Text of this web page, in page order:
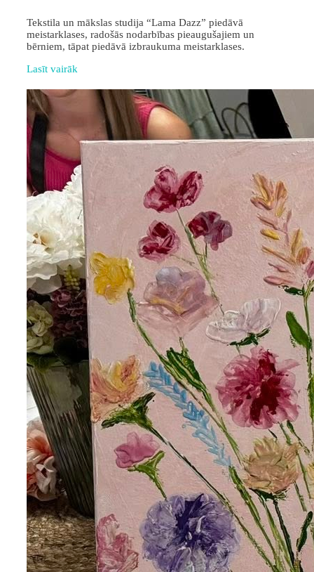
Tekstila un mākslas studija “Lama Dazz” piedāvā
meistarklases, radošās nodarbības pieaugušajiem un
bērniem, tāpat piedāvā izbraukuma meistarklases.
Lasīt vairāk